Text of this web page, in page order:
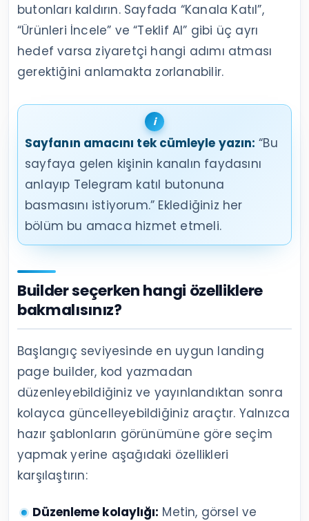
butonları kaldırın. Sayfada “Kanala Katıl”,
“Ürünleri İncele” ve “Teklif Al” gibi üç ayrı
hedef varsa ziyaretçi hangi adımı atması
gerektiğini anlamakta zorlanabilir.
Sayfanın amacını tek cümleyle yazın: “Bu
sayfaya gelen kişinin kanalın faydasını
anlayıp Telegram katıl butonuna
basmasını istiyorum.” Eklediğiniz her
bölüm bu amaca hizmet etmeli.
Builder seçerken hangi özelliklere
bakmalısınız?
Başlangıç seviyesinde en uygun landing
page builder, kod yazmadan
düzenleyebildiğiniz ve yayınlandıktan sonra
kolayca güncelleyebildiğiniz araçtır. Yalnızca
hazır şablonların görünümüne göre seçim
yapmak yerine aşağıdaki özellikleri
karşılaştırın:
Düzenleme kolaylığı: Metin, görsel ve